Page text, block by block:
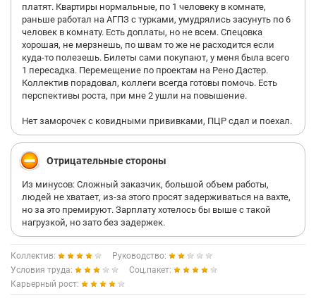
платят. Квартиры нормальные, по 1 человеку в комнате,
раньше работал на АГПЗ с турками, умудрялись засунуть по 6
человек в комнату. Есть доплаты, но не всем. Спецовка
хорошая, не мерзнешь, по швам то же не расходится если
куда-то полезешь. Билеты сами покупают, у меня была всего
1 пересадка. Перемещение по проектам на Рено Дастер.
Коллектив порадовал, коллеги всегда готовы помочь. Есть
перспективы роста, при мне 2 ушли на повышение.
Нет заморочек с ковидными прививками, ПЦР сдал и поехал.
Отрицательные стороны
Из минусов: Сложный заказчик, большой объем работы,
людей не хватает, из-за этого просят задерживаться на вахте,
но за это премируют. Зарплату хотелось бы выше с такой
нагрузкой, но зато без задержек.
Коллектив:
Руководство:
Условия труда:
Соц.пакет:
Карьерный рост: